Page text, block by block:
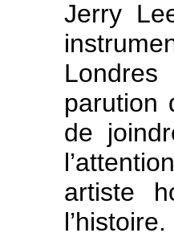
Jerry
parution
de
artiste
l’histoire.